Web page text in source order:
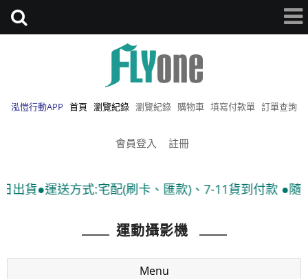
泓愷行動APP 首頁 瀏覽紀錄 瀏覽紀錄 購物車 填寫付款單 訂單查詢
會員登入 註冊
配(刷卡、匯款)、7-11貨到付款 ●隨貨附發票
運動攝影機
Menu